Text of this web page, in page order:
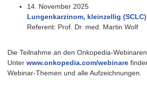
14. November 2025
Lungenkarzinom, kleinzellig (SCLC)
Referent: Prof. Dr. med. Martin Wolf
Die Teilnahme an den Onkopedia-
Unter www.onkopedia.com/webinare
Webinar-Themen und alle Aufzeichnungen.